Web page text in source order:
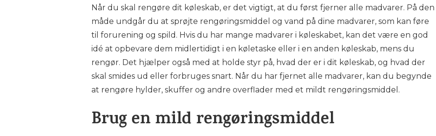
Når du skal rengøre dit køleskab, er det vigtigt, at du først fjerner alle madvarer. På den
måde undgår du at sprøjte rengøringsmiddel og vand på dine madvarer, som kan føre
til forurening og spild. Hvis du har mange madvarer i køleskabet, kan det være en god
idé at opbevare dem midlertidigt i en køletaske eller i en anden køleskab, mens du
rengør. Det hjælper også med at holde styr på, hvad der er i dit køleskab, og hvad der
skal smides ud eller forbruges snart. Når du har fjernet alle madvarer, kan du begynde
at rengøre hylder, skuffer og andre overflader med et mildt rengøringsmiddel.
Brug en mild rengøringsmiddel